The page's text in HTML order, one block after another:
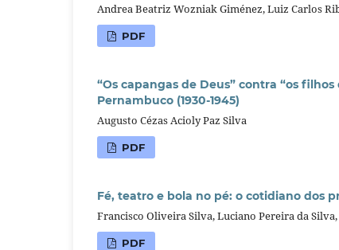
Andrea Beatriz Wozniak Giménez, Luiz Carlos
PDF
“Os capangas de Deus” contra “os
Pernambuco (1930-1945)
Augusto Cézas Acioly Paz Silva
PDF
Fé, teatro e bola no pé: o cotidiano dos
Francisco Oliveira Silva, Luciano Pereira da
PDF